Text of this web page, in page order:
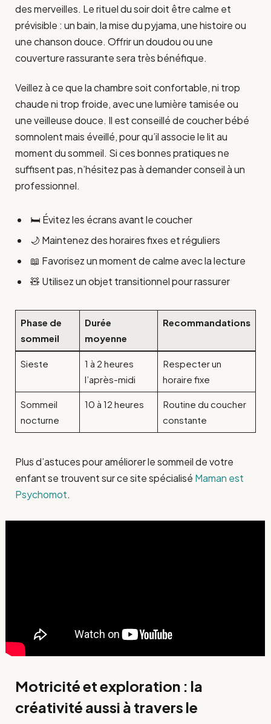
des merveilles. Le rituel du soir doit être calme et
prévisible : un bain, la mise du pyjama, une histoire ou
une chanson douce. Offrir un doudou ou une
couverture rassurante sera très bénéfique.
Veillez à ce que la chambre soit confortable, ni trop
chaude ni trop froide, avec une lumière tamisée ou
une veilleuse douce. Il est conseillé de coucher bébé
somnolent mais éveillé, pour qu’il associe le lit au
moment du sommeil. Si ces bonnes pratiques ne
suffisent pas, n’hésitez pas à demander conseil à un
professionnel.
🛏️ Évitez les écrans avant le coucher
🌙 Maintenez des horaires fixes et réguliers
📖 Favorisez un moment de calme avec la lecture
🧸 Utilisez un objet transitionnel pour rassurer
Phase de
sommeil
Durée
moyenne
Recommandations
Sieste
1 à 2 heures
l’après-midi
Respecter un
horaire fixe
Sommeil
nocturne
10 à 12 heures
Routine du coucher
constante
Plus d’astuces pour améliorer le sommeil de votre
enfant se trouvent sur ce site spécialisé Maman est
Psychomot.
Motricité et exploration : la
créativité aussi à travers le